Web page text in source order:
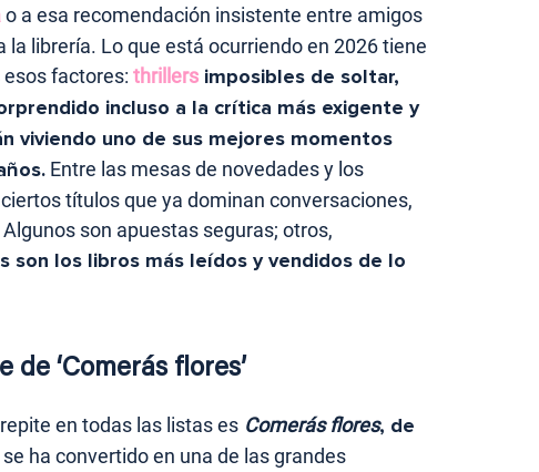
o a esa recomendación insistente entre amigos
librería. Lo que está ocurriendo en 2026 tiene
factores: thrillers imposibles de soltar,
incluso a la crítica más exigente y
viviendo uno de sus mejores momentos
Entre las mesas de novedades y los
títulos que ya dominan conversaciones,
son apuestas seguras; otros,
son los libros más leídos y vendidos de lo
de ‘Comerás flores’
en todas las listas es Comerás flores, de
ha convertido en una de las grandes